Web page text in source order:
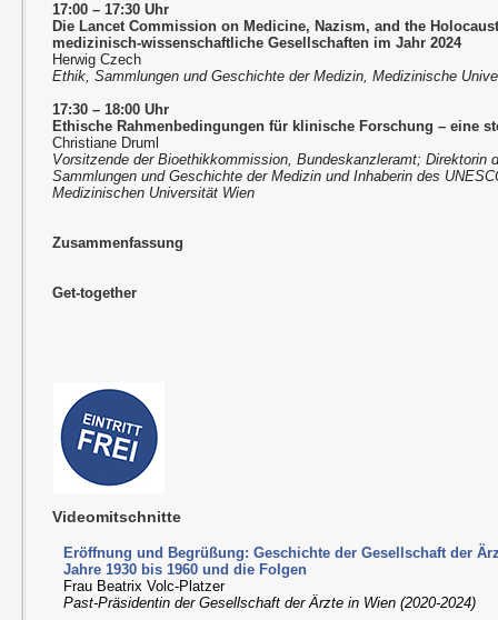
17:00 – 17:30 Uhr
Die Lancet Commission on Medicine, Nazism, and the
medizinisch-wissenschaftliche Gesellschaften im Jahr 2024
Herwig Czech
Ethik, Sammlungen und Geschichte der Medizin, Medizinische
17:30 – 18:00 Uhr
Ethische Rahmenbedingungen für klinische Forschung – eine
Christiane Druml
Vorsitzende der Bioethikkommission, Bundeskanzleramt; Direktorin
Sammlungen und Geschichte der Medizin und Inhaberin des
Medizinischen Universität Wien
Zusammenfassung
Get-together
Videomitschnitte
Eröffnung und Begrüßung: Geschichte der Gesellschaft der
Jahre 1930 bis 1960 und die Folgen
Frau Beatrix Volc-Platzer
Past-Präsidentin der Gesellschaft der Ärzte in Wien (2020-2024)